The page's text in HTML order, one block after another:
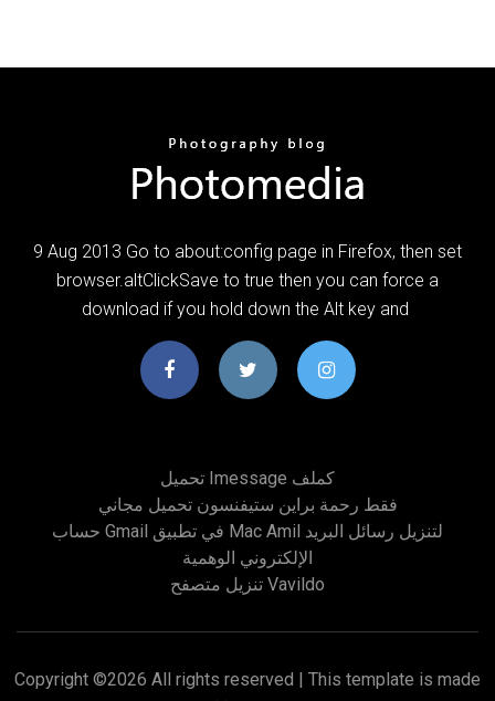
9 Aug 2013 Go to about:config page in Firefox, then set
browser.altClickSave to true then you can force a
download if you hold down the Alt key and
تحميل Imessage كملف
فقط رحمة براين ستيفنسون تحميل مجاني
حساب Gmail في تطبيق Mac Amil لتنزيل رسائل البريد
الإلكتروني الوهمية
تنزيل متصفح Vavildo
Copyright ©2026 All rights reserved | This template is made